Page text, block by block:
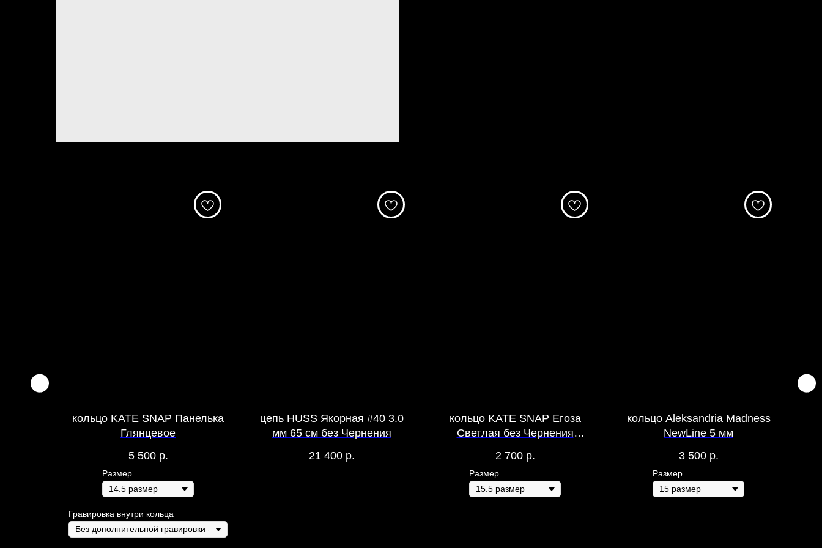
кольцо KATE SNAP Панелька
Глянцевое
5 500 р.
Размер
Гравировка внутри кольца
цепь HUSS Якорная #40 3.0
мм 65 см без Чернения
21 400 р.
кольцо KATE SNAP Егоза
Светлая без Чернения
2 700 р.
Размер
кольцо Aleksandria Madness
NewLine 5 мм
3 500 р.
Размер